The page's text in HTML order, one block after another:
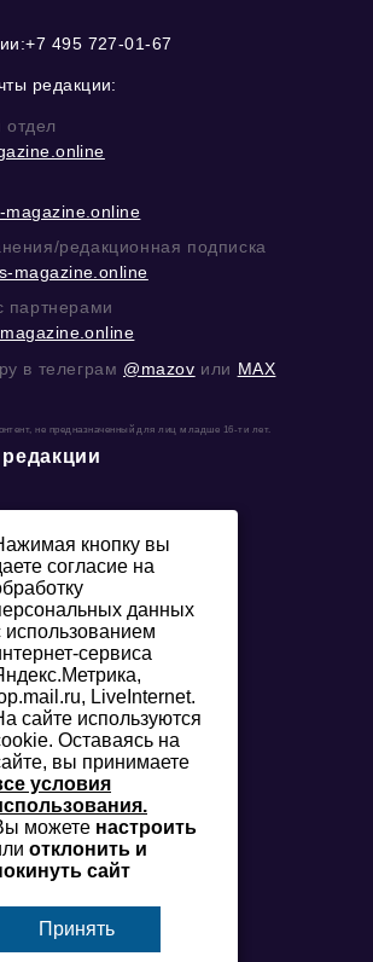
+7 495 727-01-67
редакции:
magazine.online
редакционная подписка
magazine.online
партнерами
в телеграм @mazov или MAX
не предназначенный для лиц младше 16-ти лет.
кнопку вы
согласие на
данных
использованием
сервиса
LiveInternet.
сайте используются
Оставаясь на
вы принимаете
условия
можете настроить
отклонить и
сайт
Принять